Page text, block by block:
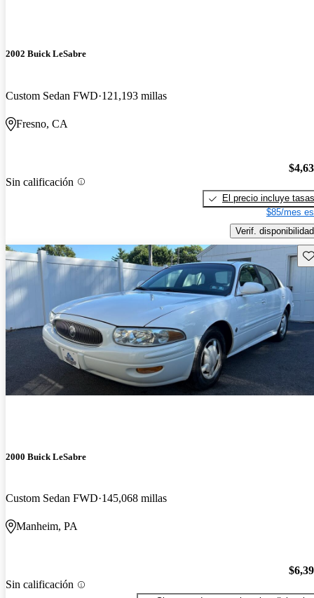
2002 Buick LeSabre
Custom Sedan FWD 121,193 millas
Fresno, CA
Sin calificación
El precio incluye tasas
$85/mes
Verif. disponibilidad
2000 Buick LeSabre
Custom Sedan FWD 145,068 millas
Manheim, PA
Sin calificación